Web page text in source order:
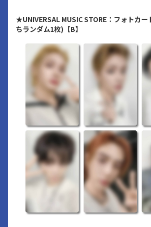
★UNIVERSAL MUSIC STORE：フォトカ
ちランダム1枚)【B】